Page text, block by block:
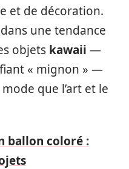
et de décoration.
une tendance
objets kawaii —
« mignon » —
que l’art et le
ballon coloré :